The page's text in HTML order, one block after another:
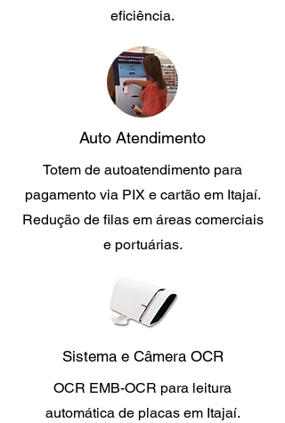
eficiência.
Auto Atendimento
Totem de autoatendimento para
pagamento via PIX e cartão em Itajaí.
Redução de filas em áreas comerciais
e portuárias.
Sistema e Câmera OCR
OCR EMB-OCR para leitura
automática de placas em Itajaí.